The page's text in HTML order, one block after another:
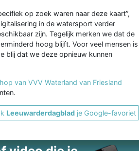
op zoek waren naar deze kaart”,
in de watersport verder
zijn. Tegelijk merken we dat de
hoog blijft. Voor veel mensen is
blij dat we deze opnieuw kunnen
van VVV Waterland van Friesland
Leeuwarderdagblad je Google-favoriet